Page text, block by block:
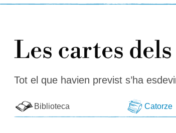
Les cartes
Tot el que havien previst s’ha
Biblioteca Catorze